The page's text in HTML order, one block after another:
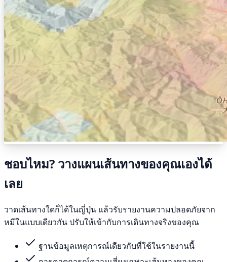
ชอบไหม? วางแผนเส้นทางของคุณเองได้
เลย
วาดเส้นทางใดก็ได้ในญี่ปุ่น แล้วรับรายงานความปลอดภัยจาก
หมีในแบบเดียวกัน ปรับให้เข้ากับการเดินทางจริงของคุณ
ฐานข้อมูลเหตุการณ์เดียวกับที่ใช้ในรายงานนี้